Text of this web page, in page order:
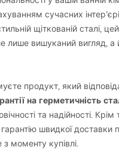
сучасних
щіткованій сталі,
лише вишуканий вигляд, а
продукт, який
на герметичність
та надійності. Крім
швидкої доставки
моменту купівлі.